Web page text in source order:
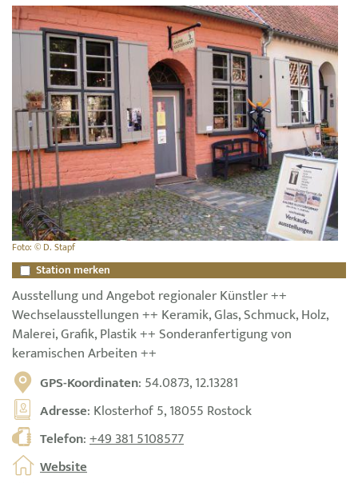
Foto: © D. Stapf
Station merken
Ausstellung und Angebot regionaler Künstler ++
Wechselausstellungen ++ Keramik, Glas, Schmuck, Holz,
Malerei, Grafik, Plastik ++ Sonderanfertigung von
keramischen Arbeiten ++
GPS-Koordinaten: 54.0873, 12.13281
Adresse: Klosterhof 5, 18055 Rostock
Telefon:+49 381 5108577
Website